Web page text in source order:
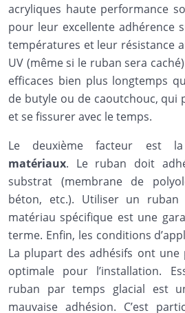
acryliques haute performance
pour leur excellente adhérence
températures et leur résistance
UV (même si le ruban sera
efficaces bien plus longtemps
de butyle ou de caoutchouc, qui
et se fissurer avec le temps.
Le deuxième facteur est
matériaux. Le ruban doit
substrat (membrane de
béton, etc.). Utiliser un
matériau spécifique est une
terme. Enfin, les conditions
La plupart des adhésifs ont
optimale pour l’installation.
ruban par temps glacial est
mauvaise adhésion. C’est